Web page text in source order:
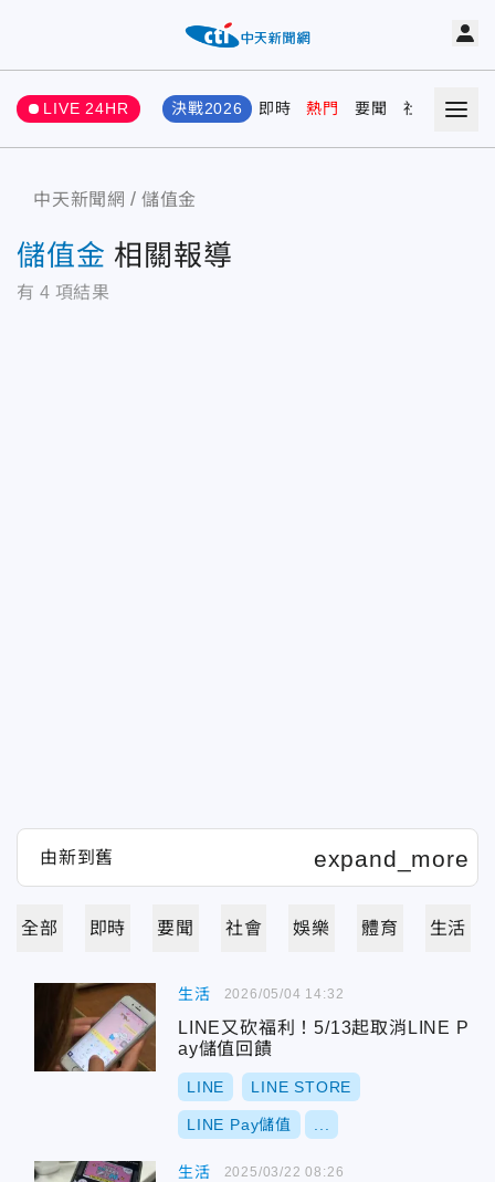
LIVE 24HR 決戰2026 即時 熱門 要聞 社會 娛樂
中天新聞網 儲值金
儲值金 相關報導
有 4 項結果
全部 即時 要聞 社會 娛樂 體育 生活
生活
LINE又砍福利！5/13起取消LINE P
ay儲值回饋
LINE LINE STORE
LINE Pay儲值
2026/05/04 14:32
生活 2025/03/22 08:26